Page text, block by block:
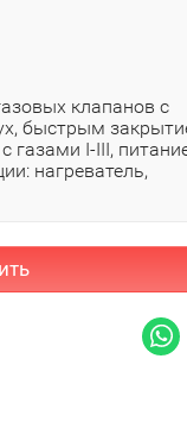
клапанов с
быстрым
газами I-III,
нагреватель,